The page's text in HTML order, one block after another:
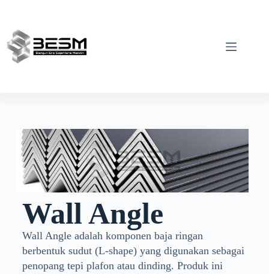
Wall Angle
Wall Angle adalah komponen baja ringan
berbentuk sudut (L-shape) yang digunakan sebagai
penopang tepi plafon atau dinding. Produk ini